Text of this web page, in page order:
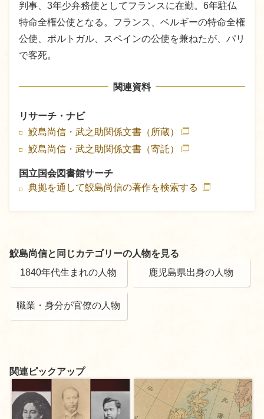
判事、3年少弁務使としてフランスに在勤。6年駐仏
特命全権公使となる。フランス、ベルギーの特命全権
公使、ポルトガル、スペインの公使を兼ねたが、パリ
で客死。
関連資料
リサーチ・ナビ
鮫島尚信・武之助関係文書（所蔵）
鮫島尚信・武之助関係文書（寄託）
国立国会図書館サーチ
典拠を通して鮫島尚信の著作を検索する
鮫島尚信と同じカテゴリーの人物を見る
1840年代生まれの人物
鹿児島県出身の人物
職業・身分が官僚の人物
関連ピックアップ